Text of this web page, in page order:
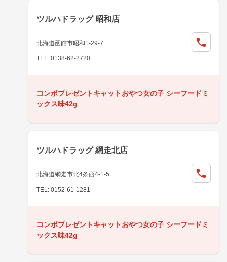
ツルハドラッグ 昭和店
北海道函館市昭和1-29-7
TEL: 0138-62-2720
コンボプレゼントキャットおやつ女の子 シーフードミ
ックス味42g
ツルハドラッグ 網走北店
北海道網走市北4条西4-1-5
TEL: 0152-61-1281
コンボプレゼントキャットおやつ女の子 シーフードミ
ックス味42g